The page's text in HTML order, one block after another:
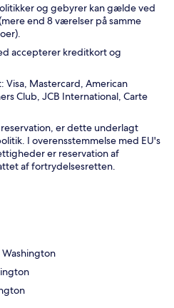
og gebyrer kan gælde ved
end 8 værelser på samme
accepterer kreditkort og
Mastercard, American
Club, JCB International, Carte
er dette underlagt
I overensstemmelse med EU's
er reservation af
af fortrydelsesretten.
Washington